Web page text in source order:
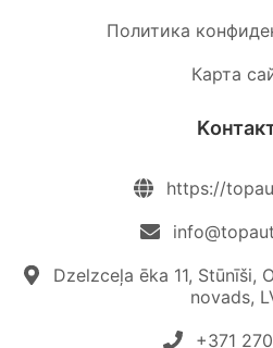
Политика
Карта
https://
Dzelzceļa ēka 11, Stūnīši,
novads,
+371